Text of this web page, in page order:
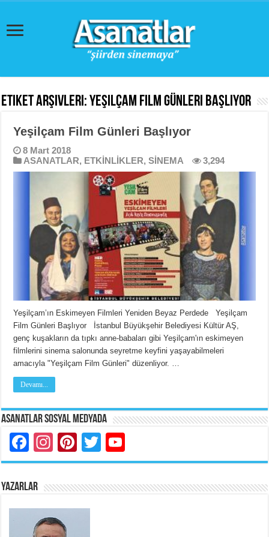
Etiket Arşivleri:Yeşilçam Film Günleri Başlıyor
Yeşilçam Film Günleri Başlıyor
8 Mart 2018
ASANATLAR, ETKİNLİKLER,SİNEMA 3,294
Yeşilçam’ın Eskimeyen Filmleri Yeniden Beyaz Perdede Yeşilçam
Film Günleri Başlıyor İstanbul Büyükşehir Belediyesi Kültür AŞ,
genç kuşakların da tıpkı anne-babaları gibi Yeşilçam'ın eskimeyen
filmlerini sinema salonunda seyretme keyfini yaşayabilmeleri
amacıyla "Yeşilçam Film Günleri" düzenliyor. …
Devamı...
Asanatlar Sosyal Medyada
Facebook
Instagram
Pinterest
Twitter
YAZARLAR